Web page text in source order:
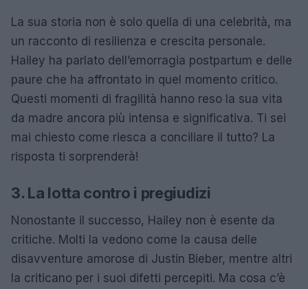
La sua storia non è solo quella di una celebrità, ma
un racconto di resilienza e crescita personale.
Hailey ha parlato dell’emorragia postpartum e delle
paure che ha affrontato in quel momento critico.
Questi momenti di fragilità hanno reso la sua vita
da madre ancora più intensa e significativa. Ti sei
mai chiesto come riesca a conciliare il tutto? La
risposta ti sorprenderà!
3. La lotta contro i pregiudizi
Nonostante il successo, Hailey non è esente da
critiche. Molti la vedono come la causa delle
disavventure amorose di Justin Bieber, mentre altri
la criticano per i suoi difetti percepiti. Ma cosa c’è